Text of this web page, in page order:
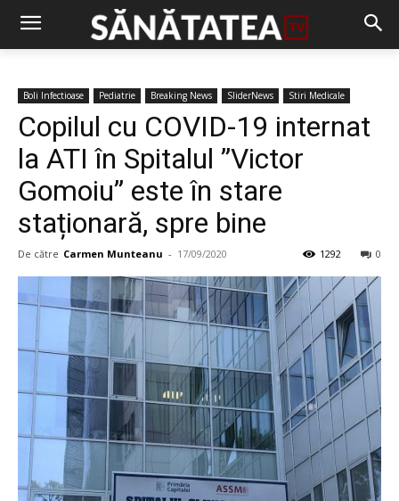
Boli Infectioase Pediatrie Breaking News SliderNews Stiri Medicale
Copilul cu COVID-19 internat
la ATI în Spitalul ”Victor
Gomoiu” este în stare
staționară, spre bine
De către Carmen Munteanu - 17/09/2020 0
1292